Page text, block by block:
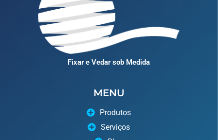
Fixar e Vedar sob Medida
MENU
Produtos
Serviços